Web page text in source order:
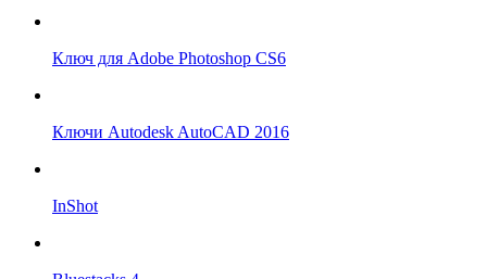
Ключ для Adobe Photoshop CS6
Ключи Autodesk AutoCAD 2016
InShot